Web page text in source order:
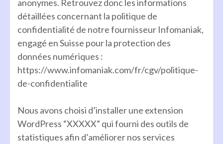
anonymes. Retrouvez donc les informations
détaillées concernant la politique de
confidentialité de notre fournisseur Infomaniak,
engagé en Suisse pour la protection des
données numériques :
https://www.infomaniak.com/fr/cgv/politique-
de-confidentialite
Nous avons choisi d’installer une extension
WordPress “XXXXX” qui fourni des outils de
statistiques afin d’améliorer nos services